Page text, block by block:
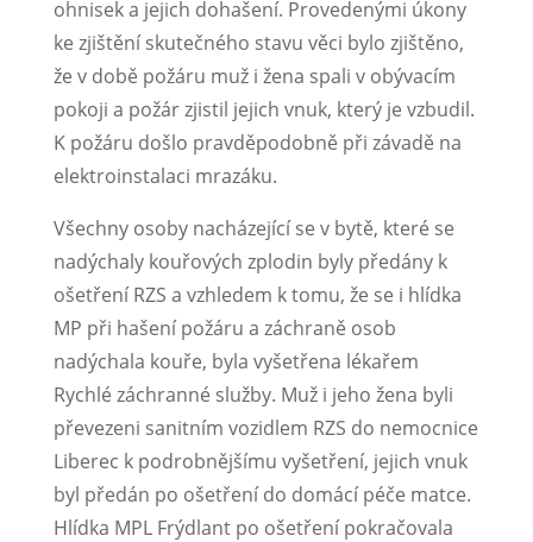
ohnisek a jejich dohašení. Provedenými úkony
ke zjištění skutečného stavu věci bylo zjištěno,
že v době požáru muž i žena spali v obývacím
pokoji a požár zjistil jejich vnuk, který je vzbudil.
K požáru došlo pravděpodobně při závadě na
elektroinstalaci mrazáku.
Všechny osoby nacházející se v bytě, které se
nadýchaly kouřových zplodin byly předány k
ošetření RZS a vzhledem k tomu, že se i hlídka
MP při hašení požáru a záchraně osob
nadýchala kouře, byla vyšetřena lékařem
Rychlé záchranné služby. Muž i jeho žena byli
převezeni sanitním vozidlem RZS do nemocnice
Liberec k podrobnějšímu vyšetření, jejich vnuk
byl předán po ošetření do domácí péče matce.
Hlídka MPL Frýdlant po ošetření pokračovala